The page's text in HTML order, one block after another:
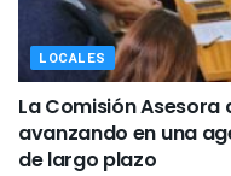
LOCALES
La Comisión
avanzando en una
de largo plazo